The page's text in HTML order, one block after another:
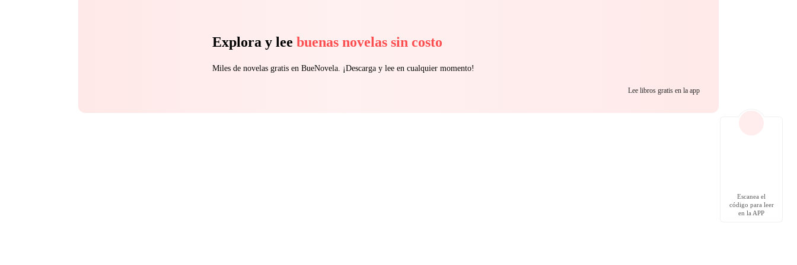
Explora y lee buenas novelas sin costo
Miles de novelas gratis en BueNovela. ¡Descarga y lee en cualquier momento!
Lee libros gratis en la app
Escanea el
código para leer
en la APP